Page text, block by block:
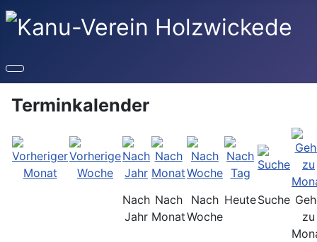
Terminkalender
Nach
Jahr
Nach
Monat
Nach
Woche
HeuteSuche
zu